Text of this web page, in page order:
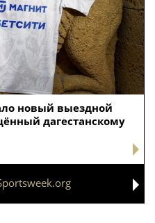
новый выездной
дагестанскому